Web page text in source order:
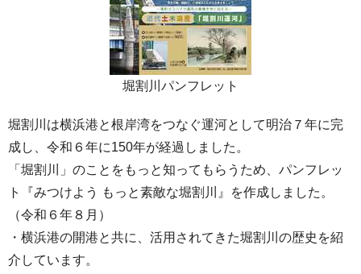
堀割川パンフレット
堀割川は横浜港と根岸湾をつなぐ運河として明治７年に完
成し、令和６年に150年が経過しました。
「堀割川」のことをもっと知ってもらうため、パンフレッ
ト『みつけよう もっと素敵な堀割川』を作成しました。
（令和６年８月）
・横浜港の開港と共に、活用されてきた堀割川の歴史を紹
介しています。